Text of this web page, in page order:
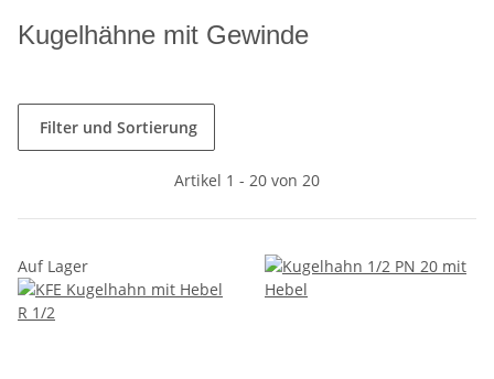
Kugelhähne mit Gewinde
Filter und Sortierung
Artikel 1 - 20 von 20
Auf Lager